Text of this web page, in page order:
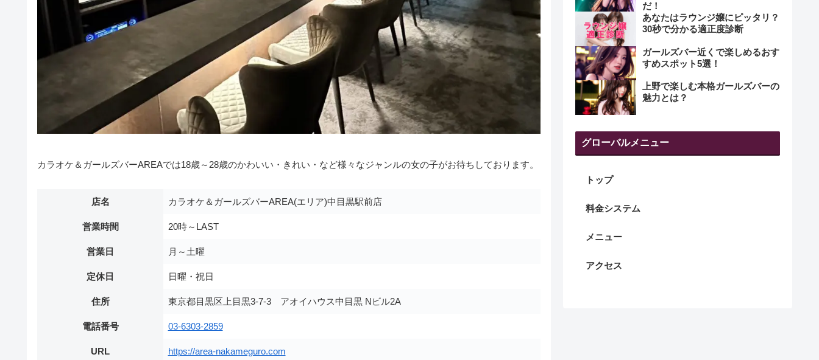
カラオケ＆ガールズバーAREAでは18歳～28歳のかわいい・きれい・など様々なジャンルの女の子がお待ちしております。
店名 カラオケ＆ガールズバーAREA(エリア)中目黒駅前店
営業時間 20時～LAST
営業日 月～土曜
定休日 日曜・祝日
住所 東京都目黒区上目黒3-7-3 アオイハウス中目黒 Nビル2A
電話番号 03-6303-2859
URL https://area-nakameguro.com
だ！
あなたはラウンジ嬢にピッタリ？
30秒で分かる適正度診断
ガールズバー近くで楽しめるおす
すめスポット5選！
上野で楽しむ本格ガールズバーの
魅力とは？
グローバルメニュー
トップ
料金システム
メニュー
アクセス